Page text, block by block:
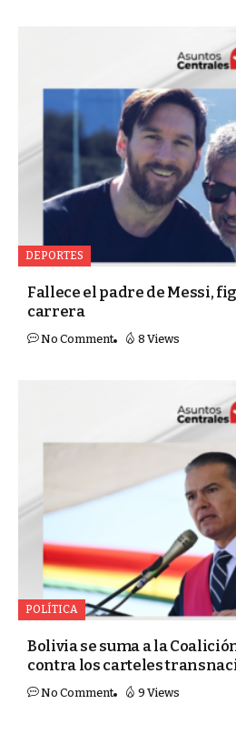
DEPORTES
Fallece el padre de Messi,
carrera
No Comment 8 Views
POLÍTICA
Bolivia se suma a la
contra los carteles
No Comment 9 Views